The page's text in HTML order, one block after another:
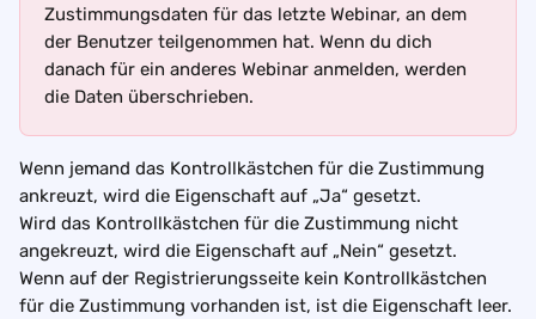
Zustimmungsdaten für das letzte Webinar, an dem
der Benutzer teilgenommen hat. Wenn du dich
danach für ein anderes Webinar anmelden, werden
die Daten überschrieben.
Wenn jemand das Kontrollkästchen für die Zustimmung
ankreuzt, wird die Eigenschaft auf „Ja“ gesetzt.
Wird das Kontrollkästchen für die Zustimmung nicht
angekreuzt, wird die Eigenschaft auf „Nein“ gesetzt.
Wenn auf der Registrierungsseite kein Kontrollkästchen
für die Zustimmung vorhanden ist, ist die Eigenschaft leer.